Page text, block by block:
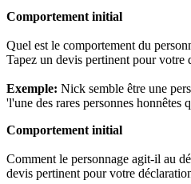
Comportement initial
Quel est le comportement du
Tapez un devis pertinent pour votre
Exemple: Nick semble être une
'l'une des rares personnes honnêtes
Comportement initial
Comment le personnage agit-il au
devis pertinent pour votre